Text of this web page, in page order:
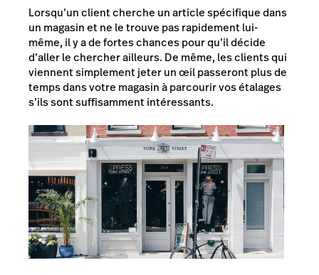
Lorsqu’un client cherche un article spécifique dans
un magasin et ne le trouve pas rapidement lui-
même, il y a de fortes chances pour qu’il décide
d’aller le chercher ailleurs. De même, les clients qui
viennent simplement jeter un œil passeront plus de
temps dans votre magasin à parcourir vos étalages
s’ils sont suffisamment intéressants.